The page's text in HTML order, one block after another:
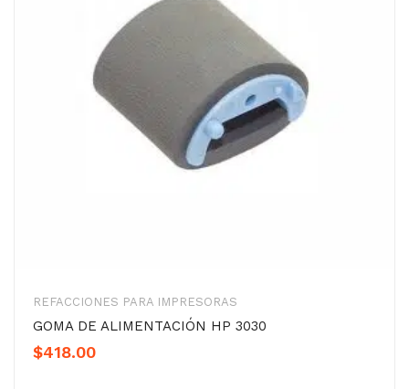
REFACCIONES PARA IMPRESORAS
GOMA DE ALIMENTACIÓN HP 3030
$418.00